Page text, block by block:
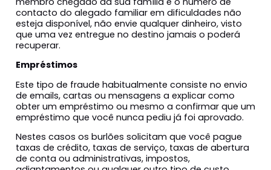
contacto do alegado familiar em dificuldades não
esteja disponível, não envie qualquer dinheiro, visto
que uma vez entregue no destino jamais o poderá
recuperar.
Empréstimos
Este tipo de fraude habitualmente consiste no envio
de emails, cartas ou mensagens a explicar como
obter um empréstimo ou mesmo a confirmar que um
empréstimo que você nunca pediu já foi aprovado.
Nestes casos os burlões solicitam que você pague
taxas de crédito, taxas de serviço, taxas de abertura
de conta ou administrativas, impostos,